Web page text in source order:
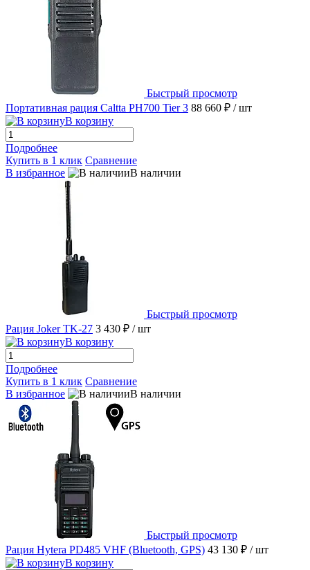
Быстрый просмотр
Портативная рация Caltta PH700 Tier 3 88 660 ₽ / шт
В корзину
Подробнее
Купить в 1 клик Сравнение
В избранное
В наличии
Быстрый просмотр
Рация Joker TK-27 3 430 ₽ / шт
В корзину
Подробнее
Купить в 1 клик Сравнение
В избранное
В наличии
Быстрый просмотр
Рация Hytera PD485 VHF (Bluetooth, GPS) 43 130 ₽ / шт
В корзину